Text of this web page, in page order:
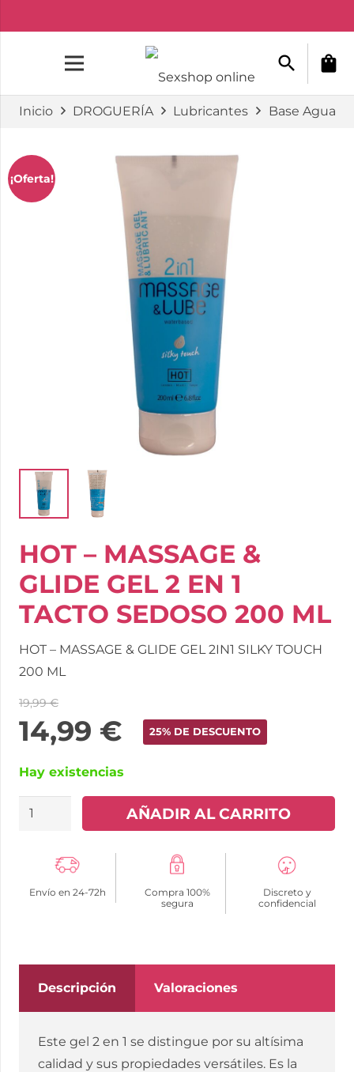
search shopping_bag
Inicio DROGUERÍA Lubricantes Base Agua
¡Oferta!
HOT – MASSAGE &
GLIDE GEL 2 EN 1
TACTO SEDOSO 200 ML
HOT – MASSAGE & GLIDE GEL 2IN1 SILKY TOUCH
200 ML
19,99€
14,99 € 25% DE DESCUENTO
Hay existencias
HOT
GLIDE
200
AÑADIR AL CARRITO
Envío en 24-72h
Compra 100%
segura
Discreto y
confidencial
Descripción Valoraciones
Este gel 2 en 1 se distingue por su altísima
calidad y sus propiedades versátiles. Es la